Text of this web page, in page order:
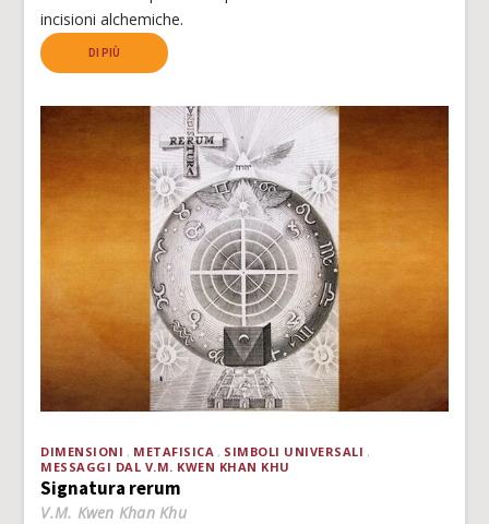
incisioni alchemiche.
DI PIÙ
DIMENSIONI METAFISICA
SIMBOLI UNIVERSALI
MESSAGGI DAL V.M. KWEN KHAN KHU
Signatura rerum
V.M. Kwen Khan Khu